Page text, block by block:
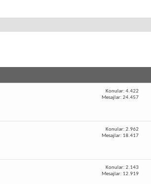
Konular: 4.422
Mesajlar: 24.457
Konular: 2.962
Mesajlar: 18.417
Konular: 2.143
Mesajlar: 12.919